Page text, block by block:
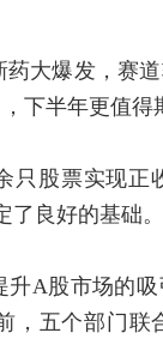
爆发，赛道
下半年更值得
股票实现正
良好的基础。
A股市场的吸
五个部门联